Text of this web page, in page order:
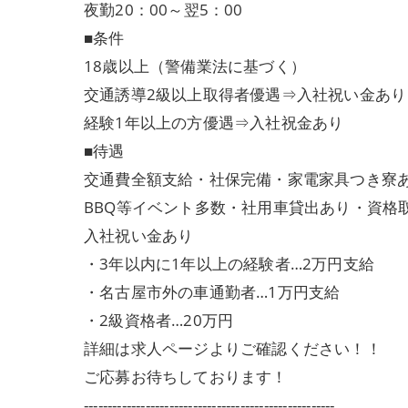
夜勤20：00～翌5：00
■条件
18歳以上（警備業法に基づく）
交通誘導2級以上取得者優遇⇒入社祝い金あり
経験1年以上の方優遇⇒入社祝金あり
■待遇
交通費全額支給・社保完備・家電家具つき寮
BBQ等イベント多数・社用車貸出あり・資格
入社祝い金あり
・3年以内に1年以上の経験者…2万円支給
・名古屋市外の車通勤者…1万円支給
・2級資格者…20万円
詳細は求人ページよりご確認ください！！
ご応募お待ちしております！